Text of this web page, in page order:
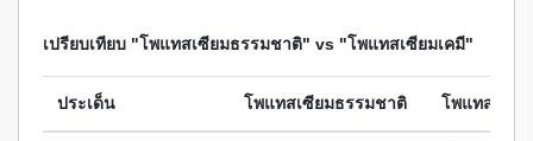
เปรียบเทียบ "โพแทสเซียมธรรมชาติ" vs "โพแทสเซียมเคมี"
ประเด็น โพแทสเซียมธรรมชาติ โพแทสเซีย